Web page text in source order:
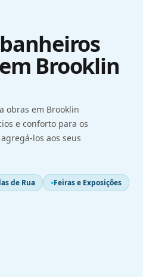
Brooklin
obras em Brooklin
e conforto para os
los aos seus
de Rua Feiras e Exposições